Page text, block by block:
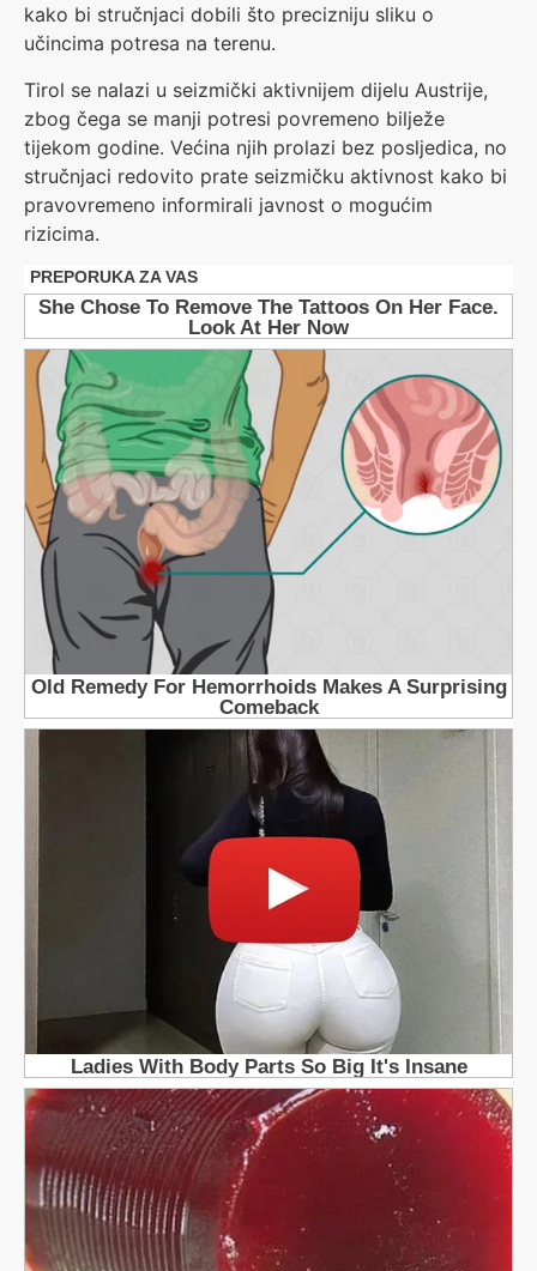
kako bi stručnjaci dobili što precizniju sliku o
učincima potresa na terenu.
Tirol se nalazi u seizmički aktivnijem dijelu Austrije,
zbog čega se manji potresi povremeno bilježe
tijekom godine. Većina njih prolazi bez posljedica, no
stručnjaci redovito prate seizmičku aktivnost kako bi
pravovremeno informirali javnost o mogućim
rizicima.